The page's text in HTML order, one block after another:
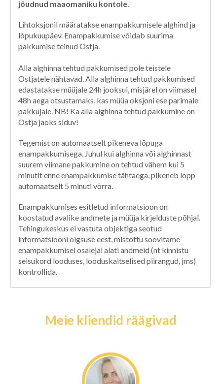
jõudnud maaomaniku kontole.
Lihtoksjonil määratakse enampakkumisele alghind ja
lõpukuupäev. Enampakkumise võidab suurima
pakkumise teinud Ostja.
Alla alghinna tehtud pakkumised pole teistele
Ostjatele nähtavad. Alla alghinna tehtud pakkumised
edastatakse müüjale 24h jooksul, misjärel on viimasel
48h aega otsustamaks, kas müüa oksjoni ese parimale
pakkujale. NB! Ka alla alghinna tehtud pakkumine on
Ostja jaoks siduv!
Tegemist on automaatselt pikeneva lõpuga
enampakkumisega. Juhul kui alghinna või alghinnast
suurem viimane pakkumine on tehtud vähem kui 5
minutit enne enampakkumise tähtaega, pikeneb lõpp
automaatselt 5 minuti võrra.
Enampakkumises esitletud informatsioon on
koostatud avalike andmete ja müüja kirjelduste põhjal.
Tehingukeskus ei vastuta objektiga seotud
informatsiooni õigsuse eest, mistõttu soovitame
enampakkumisel osalejal alati andmeid (nt kinnistu
seisukord looduses, looduskaitselised piirangud, jms)
kontrollida.
Meie kliendid räägivad